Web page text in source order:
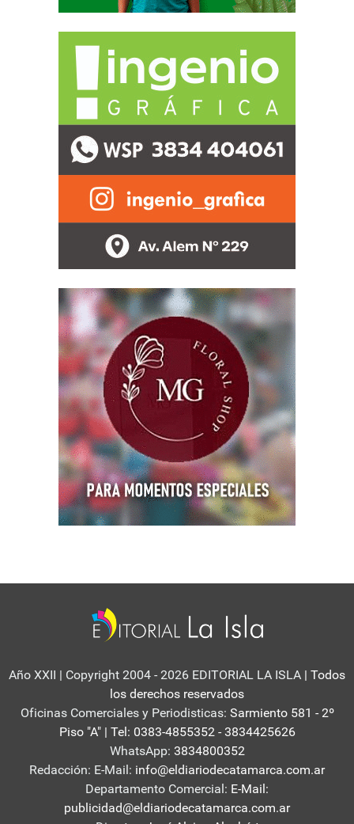
Año XXII | Copyright 2004 - 2026 EDITORIAL LA ISLA | Todos
los derechos reservados
Oficinas Comerciales y Periodisticas: Sarmiento 581 - 2º
Piso "A" | Tel: 0383-4855352 - 3834425626
WhatsApp: 3834800352
Redacción: E-Mail: info@eldiariodecatamarca.com.ar
Departamento Comercial: E-Mail:
publicidad@eldiariodecatamarca.com.ar